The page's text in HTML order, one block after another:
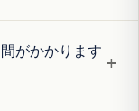
がかかります
+